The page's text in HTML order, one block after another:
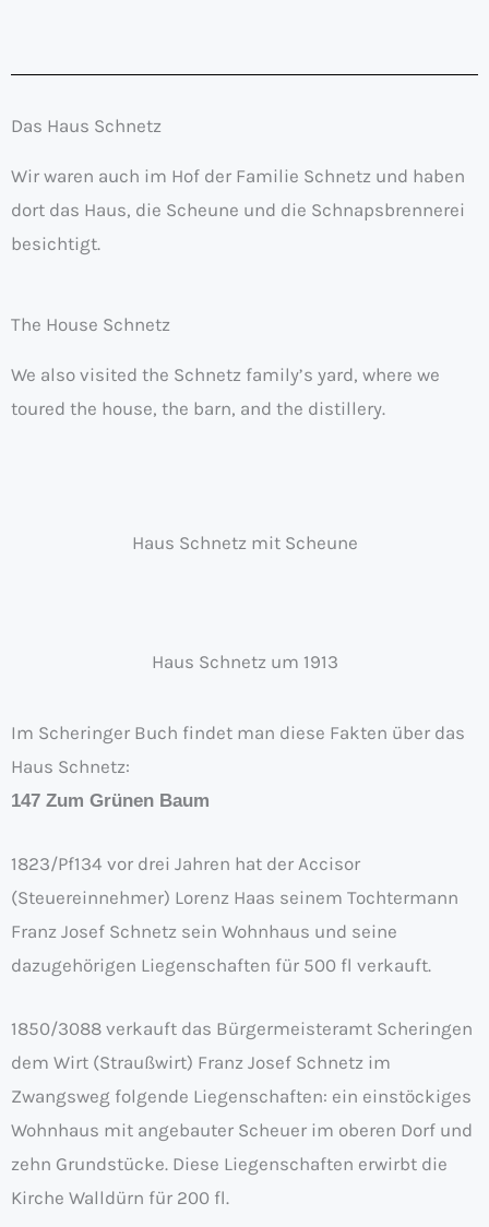
Das Haus Schnetz
Wir waren auch im Hof der Familie Schnetz und haben
dort das Haus, die Scheune und die Schnapsbrennerei
besichtigt.
The House Schnetz
We also visited the Schnetz family’s yard, where we
toured the house, the barn, and the distillery.
Haus Schnetz mit Scheune
Haus Schnetz um 1913
Im Scheringer Buch findet man diese Fakten über das
Haus Schnetz:
147 Zum Grünen Baum
1823/Pf134 vor drei Jahren hat der Accisor
(Steuereinnehmer) Lorenz Haas seinem Tochtermann
Franz Josef Schnetz sein Wohnhaus und seine
dazugehörigen Liegenschaften für 500 fl verkauft.
1850/3088 verkauft das Bürgermeisteramt Scheringen
dem Wirt (Straußwirt) Franz Josef Schnetz im
Zwangsweg folgende Liegenschaften: ein einstöckiges
Wohnhaus mit angebauter Scheuer im oberen Dorf und
zehn Grundstücke. Diese Liegenschaften erwirbt die
Kirche Walldürn für 200 fl.